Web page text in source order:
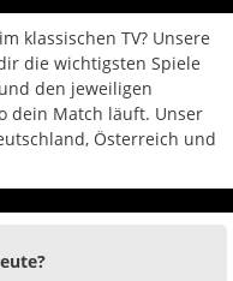
klassischen TV? Unsere
die wichtigsten Spiele
den jeweiligen
dein Match läuft. Unser
Österreich und